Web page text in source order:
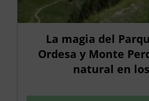
La magia del
Ordesa y Monte
natural en